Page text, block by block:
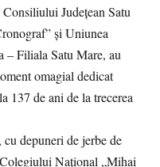
Județean Satu
și Uniunea
– Filiala Satu Mare, au
omagial dedicat
137 de ani de la trecerea
depuneri de jerbe de
Național „Mihai